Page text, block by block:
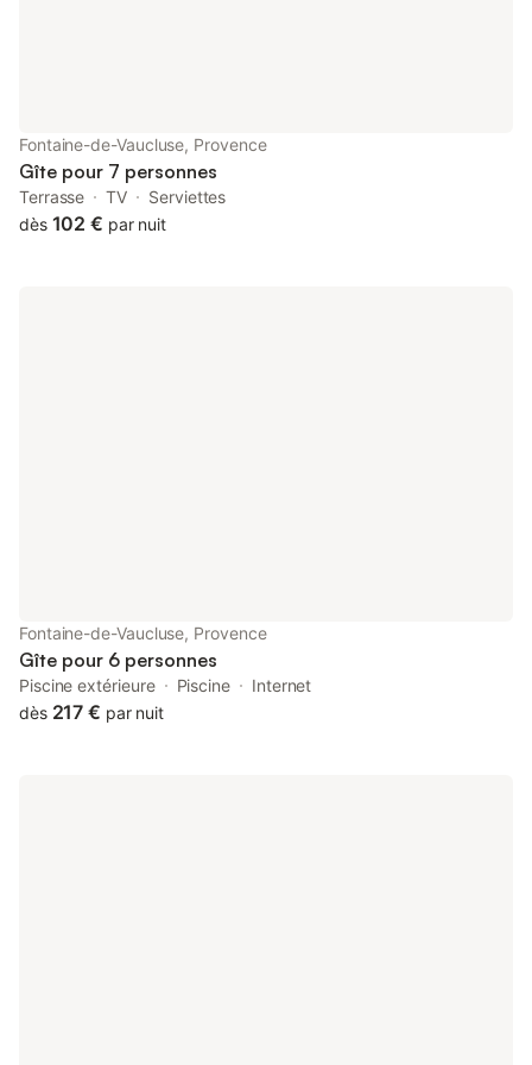
Fontaine-de-Vaucluse, Provence
Gîte pour 7 personnes
Terrasse TV
Serviettes
dès 102 € par nuit
Fontaine-de-Vaucluse, Provence
Gîte pour 6 personnes
Piscine extérieure Piscine
Internet
dès 217 € par nuit